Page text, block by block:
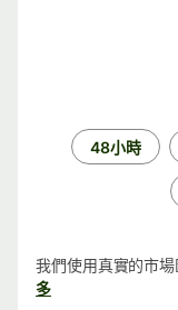
48小時
我們使用真實的市
多